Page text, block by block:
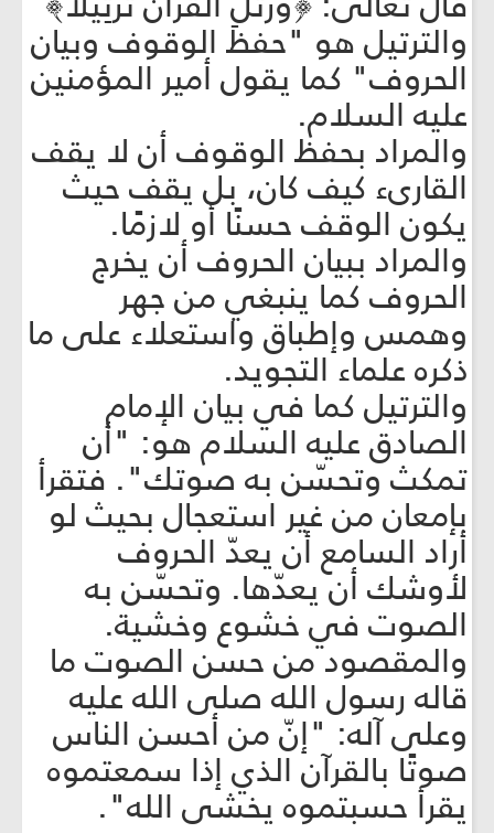
والترتيل هو "حفظ الوقوف وبيان
الحروف" كما يقول أمير المؤمنين
عليه السلام.
والمراد بحفظ الوقوف أن لا يقف
القارى‏ء كيف كان، بل يقف حيث
يكون الوقف حسنًا أو لازمًا.
والمراد ببيان الحروف أن يخرج
الحروف كما ينبغي من جهر
وهمس وإطباق واستعلاء على ما
ذكره علماء التجويد.
والترتيل كما في بيان الإمام
الصادق عليه السلام هو: "أن
تمكث وتحسّن به صوتك". فتقرأ
بإمعان من غير استعجال بحيث لو
أراد السامع أن يعدّ الحروف
لأوشك أن يعدّها. وتحسّن به
الصوت في خشوع وخشية.
والمقصود من حسن الصوت ما
قاله رسول الله صلى الله عليه
وعلى آله: "إنّ من أحسن الناس
صوتًا بالقرآن الذي إذا سمعتموه
يقرأ حسبتموه يخشى الله".